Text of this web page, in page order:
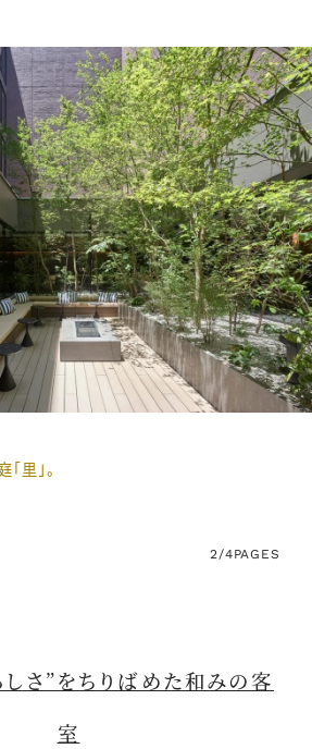
里」。
2/4PAGES
さ”をちりばめた和みの客
室